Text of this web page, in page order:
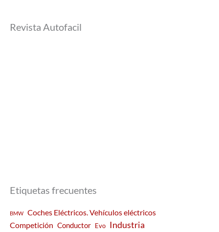
Revista Autofacil
Etiquetas frecuentes
BMW
Coches Eléctricos. Vehículos eléctricos
Competición Conductor Evo Industria